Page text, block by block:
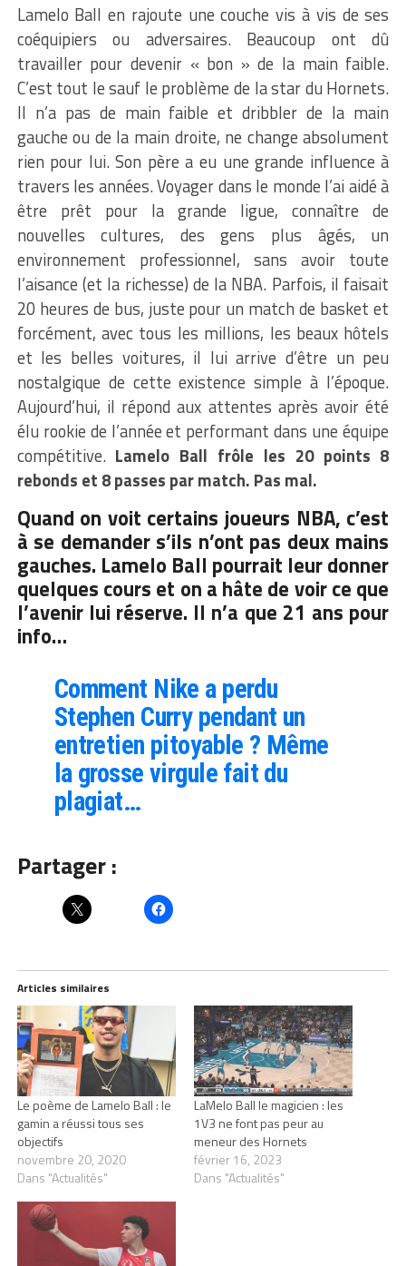
Lamelo Ball en rajoute une couche vis à vis de ses
coéquipiers ou adversaires. Beaucoup ont dû
travailler pour devenir « bon » de la main faible.
C’est tout le sauf le problème de la star du Hornets.
Il n’a pas de main faible et dribbler de la main
gauche ou de la main droite, ne change absolument
rien pour lui. Son père a eu une grande influence à
travers les années. Voyager dans le monde l’ai aidé à
être prêt pour la grande ligue, connaître de
nouvelles cultures, des gens plus âgés, un
environnement professionnel, sans avoir toute
l’aisance (et la richesse) de la NBA. Parfois, il faisait
20 heures de bus, juste pour un match de basket et
forcément, avec tous les millions, les beaux hôtels
et les belles voitures, il lui arrive d’être un peu
nostalgique de cette existence simple à l’époque.
Aujourd’hui, il répond aux attentes après avoir été
élu rookie de l’année et performant dans une équipe
compétitive. Lamelo Ball frôle les 20 points 8
rebonds et 8 passes par match. Pas mal.
Quand on voit certains joueurs NBA, c’est
à se demander s’ils n’ont pas deux mains
gauches. Lamelo Ball pourrait leur donner
quelques cours et on a hâte de voir ce que
l’avenir lui réserve. Il n’a que 21 ans pour
info…
Comment Nike a perdu
Stephen Curry pendant un
entretien pitoyable ? Même
la grosse virgule fait du
plagiat…
Partager :
Articles similaires
Le poème de Lamelo Ball : le
gamin a réussi tous ses
objectifs
novembre 20, 2020
Dans "Actualités"
LaMelo Ball le magicien : les
1V3 ne font pas peur au
meneur des Hornets
février 16, 2023
Dans "Actualités"